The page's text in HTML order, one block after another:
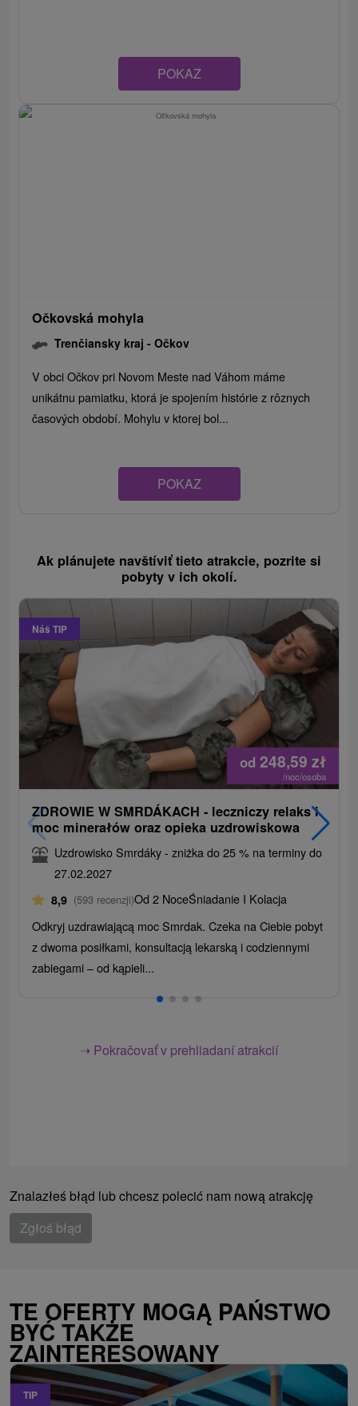
POKAZ
Očkovská mohyla
Trenčiansky kraj -Očkov
V obci Očkov pri Novom Meste nad Váhom máme
unikátnu pamiatku, ktorá je spojením histórie z rôznych
časových období. Mohylu v ktorej bol...
POKAZ
Ak plánujete navštíviť tieto atrakcie, pozrite si
pobyty v ich okolí.
Náš TIP
od 248,59zł
/noc/osoba
ZDROWIE W SMRDÁKACH - leczniczy relaks i
moc minerałów oraz opieka uzdrowiskowa
Uzdrowisko Smrdáky - zniżka do 25 % na terminy do
27.02.2027
8,9 (593 recenzji)Od 2 NoceŚniadanie I Kolacja
Odkryj uzdrawiającą moc Smrdak. Czeka na Ciebie pobyt
z dwoma posiłkami, konsultacją lekarską i codziennymi
zabiegami – od kąpieli...
➝ Pokračovať v prehliadaní atrakcií
Znalazłeś błąd lub chcesz polecić nam nową atrakcję
Zgłoś błąd
TE OFERTY MOGĄ PAŃSTWO
BYĆ TAKŻE
ZAINTERESOWANY
TIP